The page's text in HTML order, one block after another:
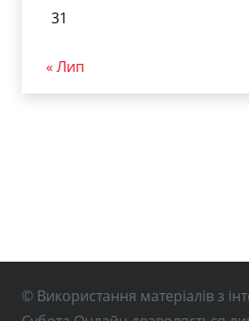
31
« Лип
© Використання матеріалів з